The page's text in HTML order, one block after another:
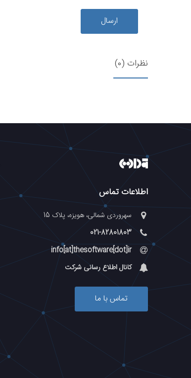
ارسال
نظرات (0)
اطلاعات تماس
سهروردی شمالی، هویزه، پلاک 15
021-82801803
info[at]thesoftware[dot]ir
کانال اطلاع رسانی شرکت
تماس با ما